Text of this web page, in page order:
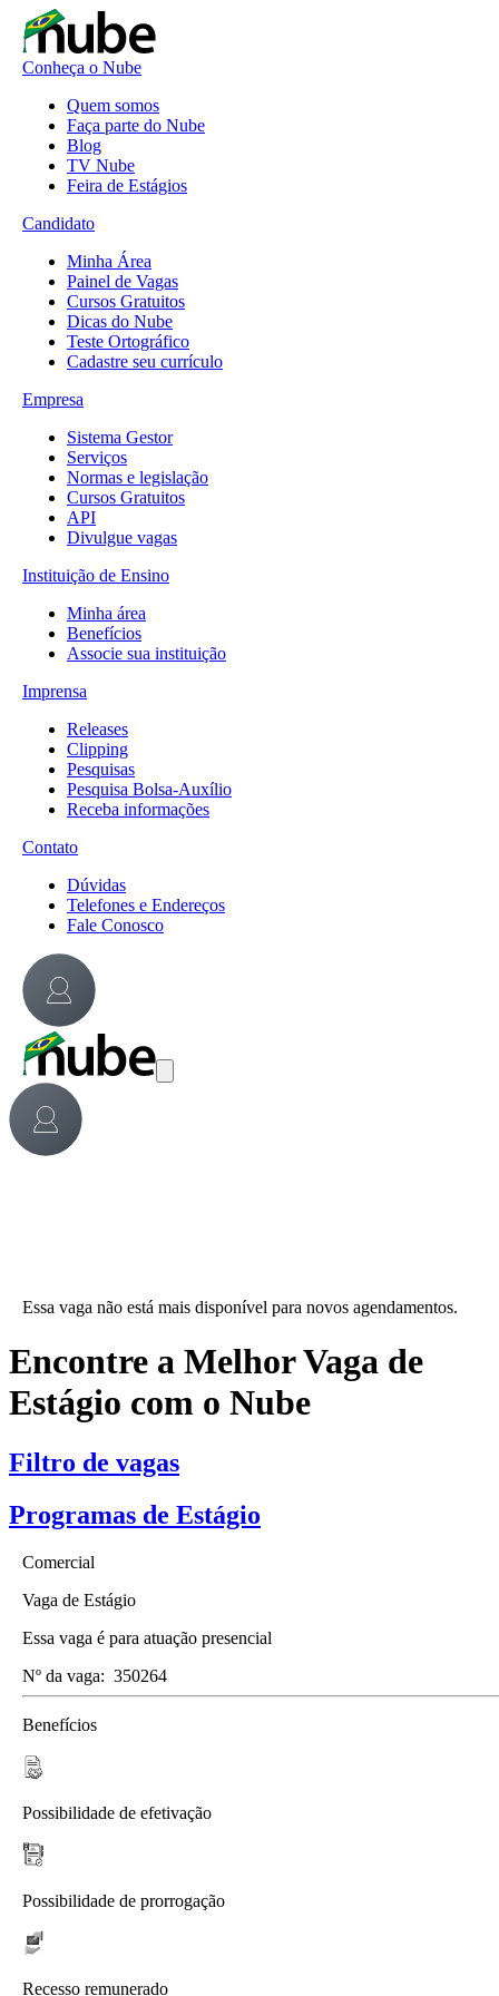
Conheça o Nube
Quem somos
Faça parte do Nube
Blog
TV Nube
Feira de Estágios
Candidato
Minha Área
Painel de Vagas
Cursos Gratuitos
Dicas do Nube
Teste Ortográfico
Cadastre seu currículo
Empresa
Sistema Gestor
Serviços
Normas e legislação
Cursos Gratuitos
API
Divulgue vagas
Instituição de Ensino
Minha área
Benefícios
Associe sua instituição
Imprensa
Releases
Clipping
Pesquisas
Pesquisa Bolsa-Auxílio
Receba informações
Contato
Dúvidas
Telefones e Endereços
Fale Conosco
Essa vaga não está mais disponível para novos agendamentos.
Encontre a Melhor Vaga de
Estágio com o Nube
Filtro de vagas
Programas de Estágio
Comercial
Vaga de Estágio
Essa vaga é para atuação presencial
Nº da vaga: 350264
Benefícios
Possibilidade de efetivação
Possibilidade de prorrogação
Recesso remunerado